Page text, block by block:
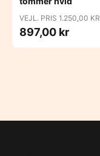
VEJL. PRIS 1.250,00 KR
897,00 kr